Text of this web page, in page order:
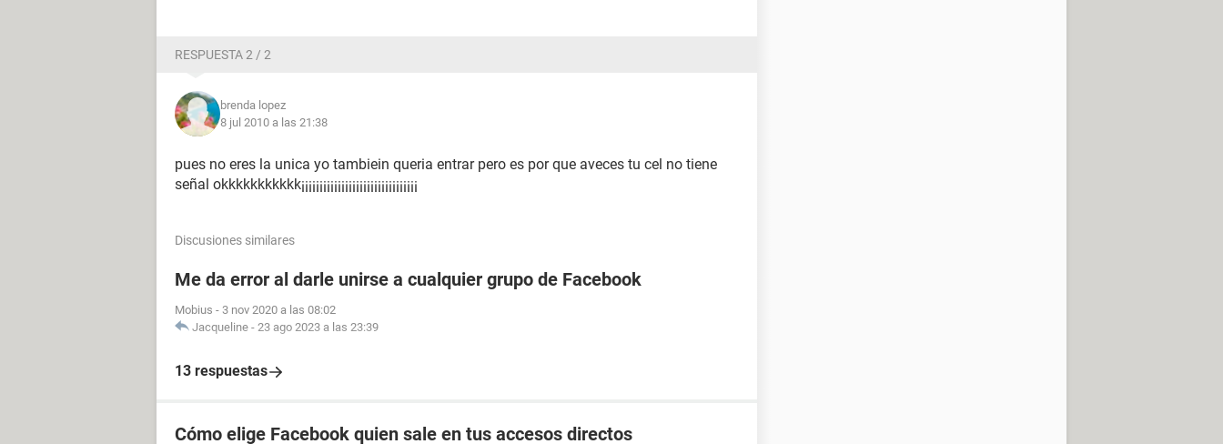
RESPUESTA 2 / 2
brenda lopez
8 jul 2010 a las 21:38
pues no eres la unica yo tambiein queria entrar pero es por que aveces tu cel no tiene
señal okkkkkkkkkkk¡¡¡¡¡¡¡¡¡¡¡¡¡¡¡¡¡¡¡¡¡¡¡¡¡¡¡¡¡¡¡¡
Discusiones similares
Me da error al darle unirse a cualquier grupo de Facebook
Mobius - 3 nov 2020 a las 08:02
Jacqueline - 23 ago 2023 a las 23:39
13 respuestas
Cómo elige Facebook quien sale en tus accesos directos